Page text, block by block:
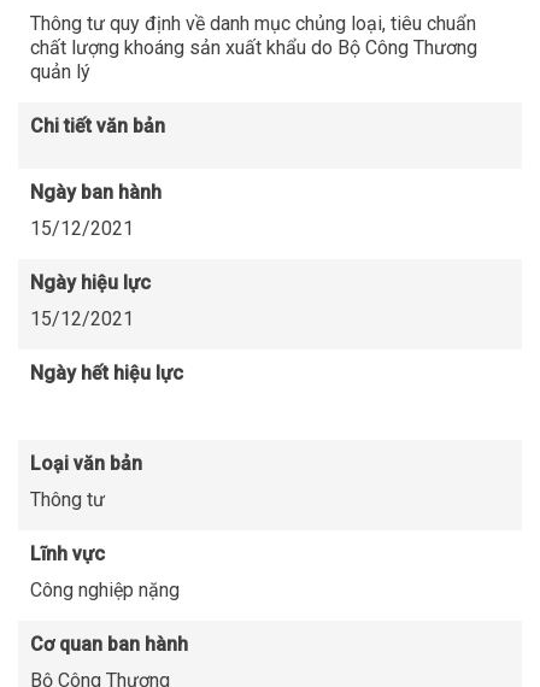
Thông tư quy định về danh mục chủng loại, tiêu chuẩn
chất lượng khoáng sản xuất khẩu do Bộ Công Thương
quản lý
Chi tiết văn bản
Ngày ban hành
15/12/2021
Ngày hiệu lực
15/12/2021
Ngày hết hiệu lực
Loại văn bản
Thông tư
Lĩnh vực
Công nghiệp nặng
Cơ quan ban hành
Bộ Công Thương